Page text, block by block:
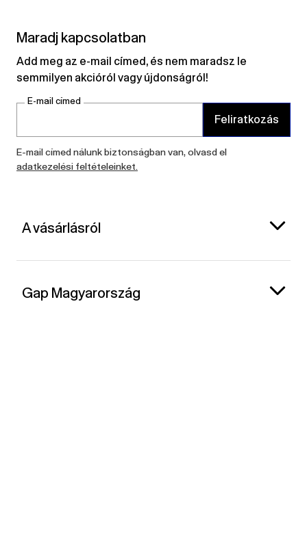
Maradj kapcsolatban
Add meg az e-mail címed, és nem maradsz le
semmilyen akcióról vagy újdonságról!
E-mail címed
Feliratkozás
E-mail címed nálunk biztonságban van, olvasd el
adatkezelési feltételeinket.
A vásárlásról
Gap Magyarország